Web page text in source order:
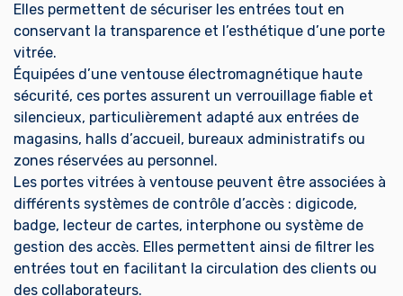
Elles permettent de sécuriser les entrées tout en
conservant la transparence et l’esthétique d’une porte
vitrée.
Équipées d’une ventouse électromagnétique haute
sécurité, ces portes assurent un verrouillage fiable et
silencieux, particulièrement adapté aux entrées de
magasins, halls d’accueil, bureaux administratifs ou
zones réservées au personnel.
Les portes vitrées à ventouse peuvent être associées à
différents systèmes de contrôle d’accès : digicode,
badge, lecteur de cartes, interphone ou système de
gestion des accès. Elles permettent ainsi de filtrer les
entrées tout en facilitant la circulation des clients ou
des collaborateurs.